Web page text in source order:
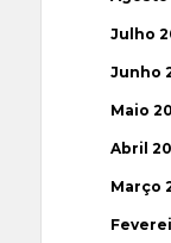
Julho
Junho
Maio
Abril
Março